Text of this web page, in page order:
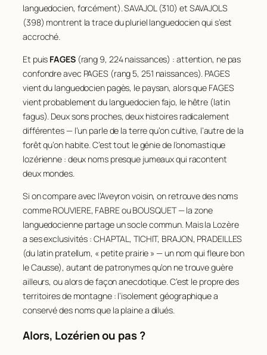
55
MALAVAL
56
ROCHE
57
59
PAULET
104
60
TROCELLIER
61
COUDERC
103
62
GRANIER
63
GRAS
64
REBOUL
101
65
ALMERAS
66
NURIT
67
FORESTIER
69
VINCENT
96
70
DUBOIS
71
JOUVE
94
72
ROCHER
94
73
MEISSONNIER
92
74
PONS
75
RAYNAL
92
76
BUISSON
77
GALTIER
79
MERCIER
languedocien, forcément). SAVAJOL (310) et SAVAJOLS
(398) montrent la trace du pluriel languedocien qui s’est
accroché.
Et puis FAGES(rang 9, 224 naissances) : attention, ne pas
confondre avec PAGES (rang 5, 251 naissances). PAGES
vient du languedocien pagès, le paysan, alors que FAGES
vient probablement du languedocienfajo, le hêtre (latin
fagus). Deux sons proches, deux histoires radicalement
différentes — l’un parle de la terre qu’on cultive, l’autre de la
forêt qu’on habite. C’est tout le génie de l’onomastique
lozérienne : deux noms presque jumeaux qui racontent
deux mondes.
Si on compare avec l’Aveyron voisin, on retrouve des noms
comme ROUVIERE, FABRE ou BOUSQUET — la zone
languedocienne partage un socle commun. Mais la Lozère
a ses exclusivités : CHAPTAL, TICHIT, BRAJON, PRADEILLES
(du latin pratellum, « petite prairie » — un nom qui fleure bon
le Causse), autant de patronymes qu’on ne trouve guère
ailleurs, ou alors de façon anecdotique. C’est le propre des
territoires de montagne : l’isolement géographique a
conservé des noms que la plaine a dilués.
Alors, Lozérien ou pas ?